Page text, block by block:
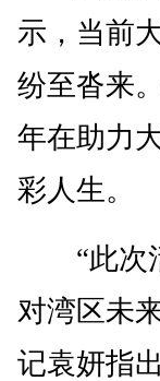
示，当前
纷至沓来
年在助力
彩人生。
“此次活
对湾区未
记袁妍指